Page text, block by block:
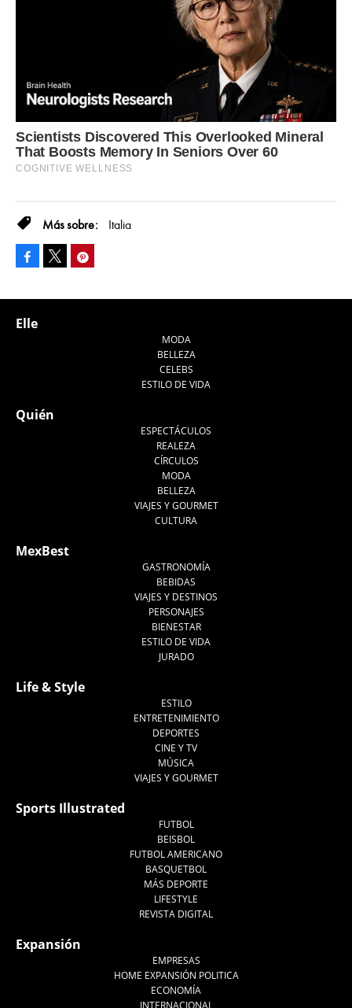
Italia
Facebook
Elle
MODA
BELLEZA
CELEBS
ESTILO DE VIDA
Quién
ESPECTÁCULOS
REALEZA
CÍRCULOS
MODA
BELLEZA
VIAJES Y GOURMET
CULTURA
MexBest
GASTRONOMÍA
BEBIDAS
VIAJES Y DESTINOS
PERSONAJES
BIENESTAR
ESTILO DE VIDA
JURADO
Life & Style
ESTILO
ENTRETENIMIENTO
DEPORTES
CINE Y TV
MÚSICA
VIAJES Y GOURMET
Sports Illustrated
FUTBOL
BEISBOL
FUTBOL AMERICANO
BASQUETBOL
MÁS DEPORTE
LIFESTYLE
REVISTA DIGITAL
Expansión
EMPRESAS
HOME EXPANSIÓN POLITICA
ECONOMÍA
INTERNACIONAL